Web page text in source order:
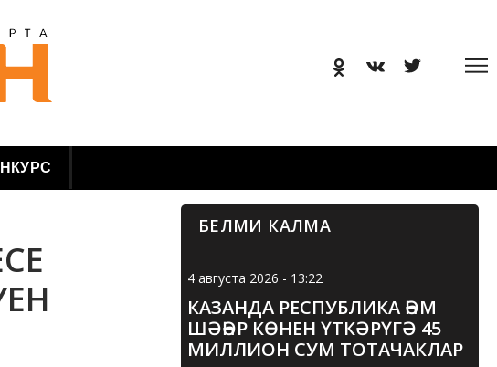
БЕЛМИ КАЛМА
4 августа 2026 - 13:22
КАЗАНДА РЕСПУБЛИКА ҺӘМ
ШӘҺӘР КӨНЕН ҮТКӘРҮГӘ 45
МИЛЛИОН СУМ ТОТАЧАКЛАР